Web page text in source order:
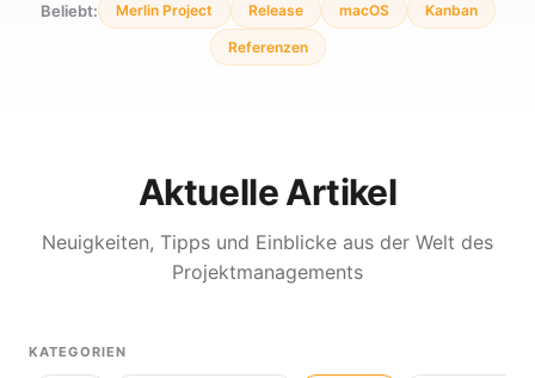
Beliebt: Merlin Project Release macOS Kanban
Referenzen
Aktuelle Artikel
Neuigkeiten, Tipps und Einblicke aus der Welt des
Projektmanagements
KATEGORIEN